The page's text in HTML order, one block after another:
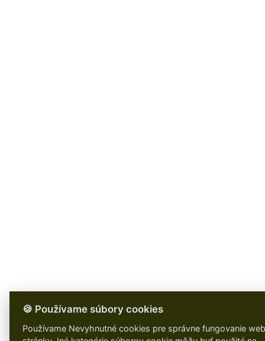
🍪 Používame súbory cookies
Používame Nevyhnutné cookies pre správne fungovanie